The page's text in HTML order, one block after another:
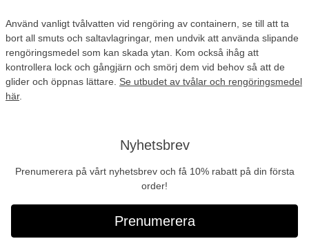
Använd vanligt tvålvatten vid rengöring av containern, se till att ta
bort all smuts och saltavlagringar, men undvik att använda slipande
rengöringsmedel som kan skada ytan. Kom också ihåg att
kontrollera lock och gångjärn och smörj dem vid behov så att de
glider och öppnas lättare. Se utbudet av tvålar och rengöringsmedel
här.
Nyhetsbrev
Prenumerera på vårt nyhetsbrev och få 10% rabatt på din första
order!
Prenumerera